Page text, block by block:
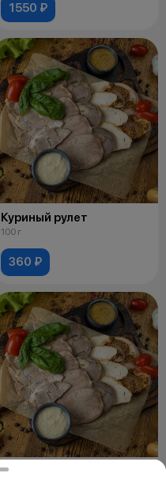
1550 ₽
Куриный рулет
100 г
360 ₽
Отварной язык